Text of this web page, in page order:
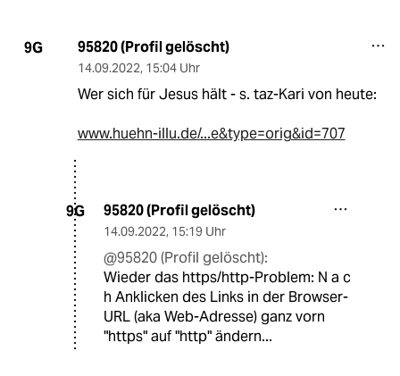
9G 95820 (Profil gelöscht)
14.09.2022, 15:04 Uhr
Wer sich für Jesus hält - s. taz-Kari von heute:
www.huehn-illu.de/...e&type=orig&id=707
9G 95820 (Profil gelöscht)
14.09.2022, 15:19 Uhr
@95820 (Profil gelöscht):
Wieder das https/http-Problem: N a c
h Anklicken des Links in der Browser-
URL (aka Web-Adresse) ganz vorn
"https" auf "http" ändern...